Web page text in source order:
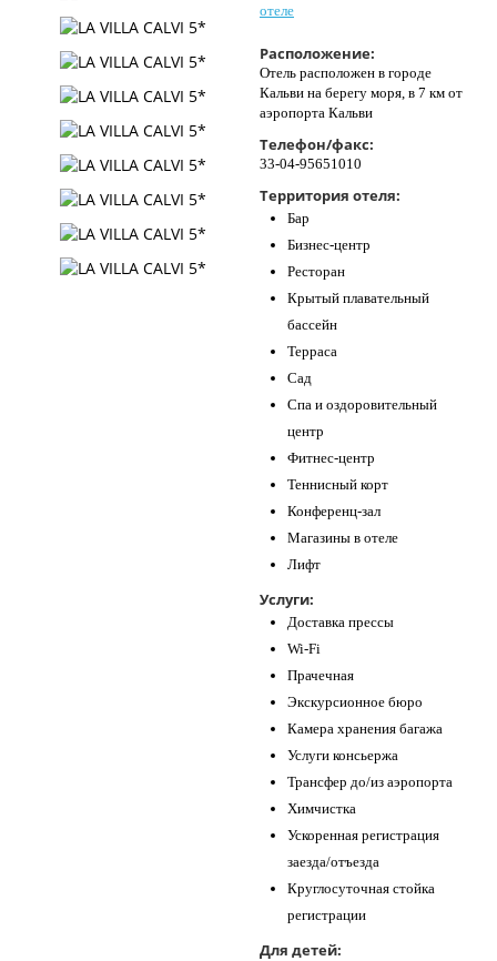
отеле
Расположение:
Отель расположен в городе
Кальви на берегу моря, в 7 км от
аэропорта Кальви
Телефон/факс:
33-04-95651010
Территория отеля:
Бар
Бизнес-центр
Ресторан
Крытый плавательный
бассейн
Терраса
Сад
Спа и оздоровительный
центр
Фитнес-центр
Теннисный корт
Конференц-зал
Магазины в отеле
Лифт
Услуги:
Доставка прессы
Wi-Fi
Прачечная
Экскурсионное бюро
Камера хранения багажа
Услуги консьержа
Трансфер до/из аэропорта
Химчистка
Ускоренная регистрация
заезда/отъезда
Круглосуточная стойка
регистрации
Для детей: